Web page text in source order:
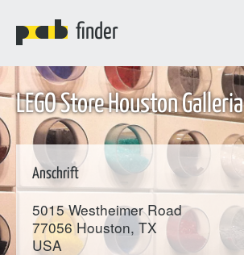
finder
LEGO Store Houston Galleria
Anschrift
5015 Westheimer Road
77056 Houston, TX
USA